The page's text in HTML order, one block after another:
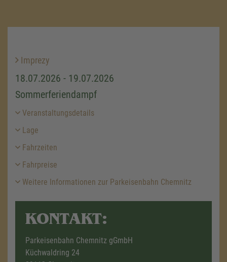
Imprezy
18.07.2026 - 19.07.2026
Sommerferiendampf
Veranstaltungsdetails
Lage
Fahrzeiten
Fahrpreise
Weitere Informationen zur Parkeisenbahn Chemnitz
KONTAKT:
Parkeisenbahn Chemnitz gGmbH
Küchwaldring 24